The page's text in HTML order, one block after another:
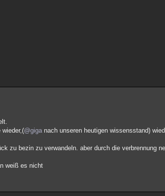
@giga nach unseren heutigen wissensstand)
zu bezin zu verwandeln. aber durch die verbrennung
weiß es nicht